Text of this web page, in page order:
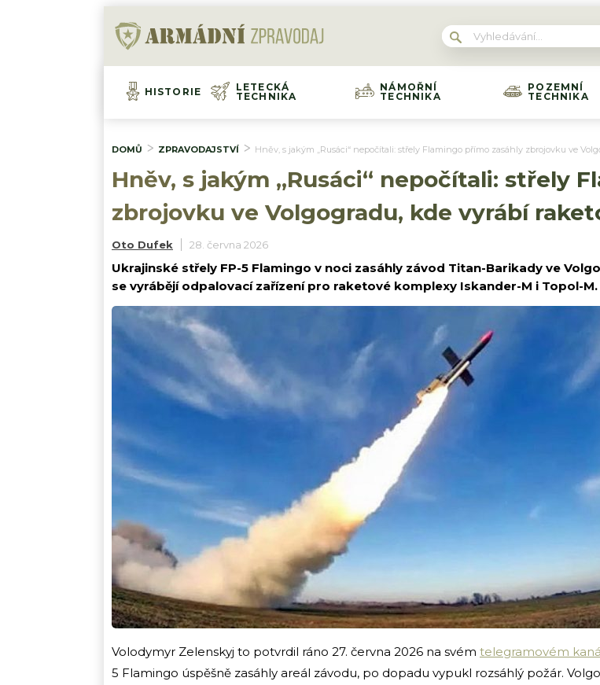
HISTORIE
LETECKÁ
TECHNIKA
NÁMOŘNÍ
TECHNIKA
POZEMNÍ
TECHNIKA
DOMŮ ZPRAVODAJSTVÍ Hněv, s jakým „Rusáci“ nepočítali: střely Flamingo přímo zasáhly zbrojovku ve
Hněv, s jakým „Rusáci“ nepočítali: střely
zbrojovku ve Volgogradu, kde vyrábí
Oto Dufek 28. června 2026
Ukrajinské střely FP-5 Flamingo v noci zasáhly závod Titan-Barikady ve
se vyrábějí odpalovací zařízení pro raketové komplexy Iskander-M i Topol-M.
Volodymyr Zelenskyj to potvrdil ráno 27. června 2026 na svém telegramovém
5 Flamingo úspěšně zasáhly areál závodu, po dopadu vypukl rozsáhlý požár.